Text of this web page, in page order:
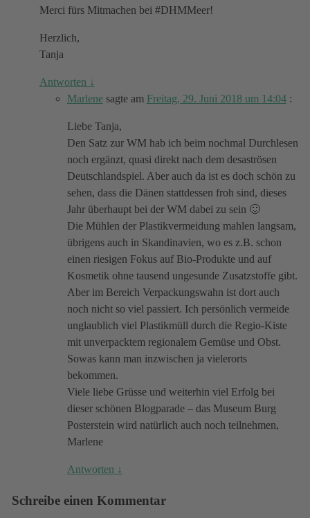
Merci fürs Mitmachen bei #DHMMeer!
Herzlich,
Tanja
Antworten ↓
Marlenesagte am Freitag, 29. Juni 2018 um 14:04 :
Liebe Tanja,
Den Satz zur WM hab ich beim nochmal Durchlesen
noch ergänzt, quasi direkt nach dem desaströsen
Deutschlandspiel. Aber auch da ist es doch schön zu
sehen, dass die Dänen stattdessen froh sind, dieses
Jahr überhaupt bei der WM dabei zu sein 🙂
Die Mühlen der Plastikvermeidung mahlen langsam,
übrigens auch in Skandinavien, wo es z.B. schon
einen riesigen Fokus auf Bio-Produkte und auf
Kosmetik ohne tausend ungesunde Zusatzstoffe gibt.
Aber im Bereich Verpackungswahn ist dort auch
noch nicht so viel passiert. Ich persönlich vermeide
unglaublich viel Plastikmüll durch die Regio-Kiste
mit unverpacktem regionalem Gemüse und Obst.
Sowas kann man inzwischen ja vielerorts
bekommen.
Viele liebe Grüsse und weiterhin viel Erfolg bei
dieser schönen Blogparade – das Museum Burg
Posterstein wird natürlich auch noch teilnehmen,
Marlene
Antworten ↓
Schreibe einen Kommentar